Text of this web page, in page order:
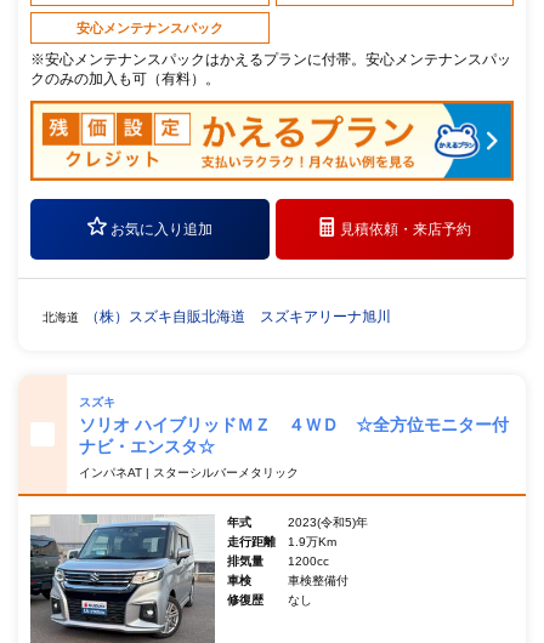
安心メンテナンスパック
※安心メンテナンスパックはかえるプランに付帯。安心メンテナンスパッ
クのみの加入も可（有料）。
お気に入り追加 見積依頼・来店予約
北海道 （株）スズキ自販北海道 スズキアリーナ旭川
スズキ
ソリオ ハイブリッドＭＺ ４ＷＤ ☆全方位モニター付
ナビ・エンスタ☆
インパネAT | スターシルバーメタリック
年式
2023(令和5)年
走行距離
1.9万Km
排気量
1200cc
車検
車検整備付
修復歴
なし